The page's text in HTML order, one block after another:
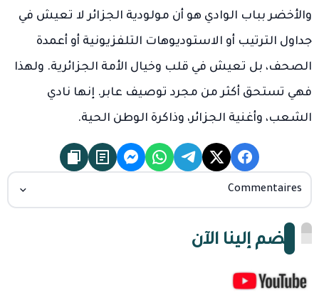
والأخضر بباب الوادي هو أن مولودية الجزائر لا تعيش في
جداول الترتيب أو الاستوديوهات التلفزيونية أو أعمدة
الصحف، بل تعيش في قلب وخيال الأمة الجزائرية. ولهذا
فهي تستحق أكثر من مجرد توصيف عابر. إنها نادي
الشعب، وأغنية الجزائر، وذاكرة الوطن الحية.
Commentaires
انضم إلينا الآن